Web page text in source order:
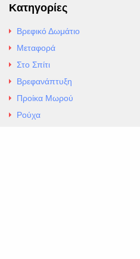
Κατηγορίες
Βρεφικό Δωμάτιο
Μεταφορά
Στο Σπίτι
Βρεφανάπτυξη
Προίκα Μωρού
Ρούχα